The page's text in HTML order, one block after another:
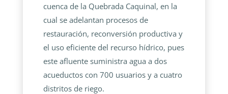
cuenca de la Quebrada Caquinal, en la
cual se adelantan procesos de
restauración, reconversión productiva y
el uso eficiente del recurso hídrico, pues
este afluente suministra agua a dos
acueductos con 700 usuarios y a cuatro
distritos de riego.